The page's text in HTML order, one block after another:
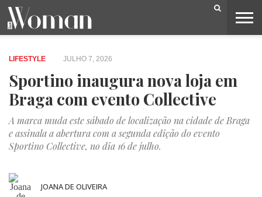
BELEZA
CAPA
LIFESTYLE
MODA
OPINIÃO
PESSOAS
SOCIEDADE
VIDEOS
LIFESTYLE JULHO 7, 2026
Sportino inaugura nova loja em
Braga com evento Collective
A marca muda este sábado de localização na cidade de Braga
e assinala a abertura com a segunda edição do evento
Sportino Collective, no dia 16 de julho.
JOANA DE OLIVEIRA